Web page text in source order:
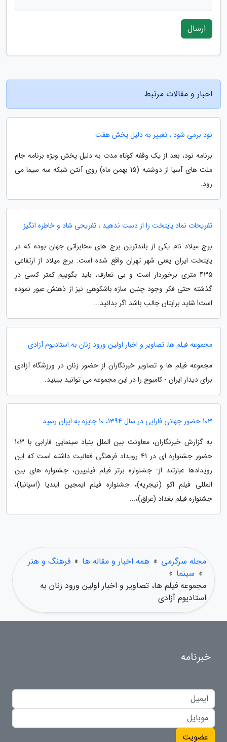
ارسال
اخبار و مقالات مرتبط
نود برمی شود ، تغییر به دلیل پخش هفت
برنامه نود، بعد از یک وقفه کوتاه مدت به دلیل پخش ویژه برنامه جام
ملت های آسیا از دوشنبه (15 بهمن ماه) روی آنتن شبکه سه سیما می
رود.
تفریحات نماد پایتخت را از دست ندهید ، تفریحی شاد و خاطره انگیز
برج میلاد نام یکی از بلندترین برج های مخابراتی جهان بوده که در
پایتخت ایران یعنی شهر تهران واقع شده است. برج میلاد از ارتفاعی
435 متری برخوردار است و بی تعارف، باید بگوییم کمتر کسی در
گذشته حتی فکر وجود چنین سازه باشکوهی نیز از ذهنش عبور نموده
است! شاید برایتان جالب باشد اگر بدانید...
مجموعه فیلم ها، تصاویر و اخبار اولین ورود زنان به استادیوم آزادی
مجموعه فیلم ها و تصاویر خبرنگاران از حضور زنان در ورزشگاه آزادی
برای دیدار ایران - کامبوج را در این مجموعه می توانید ببینید.
103 حضور جهانی فارابی در سال 1394، 10 جایزه به ایران رسید
به گزارش خبرنگاران، معاونت بین الملل بنیاد سینمایی فارابی با 103
حضور جشنواره ای در 41 رویداد فرهنگی فعالیت داشته است که این
رویدادها عبارتند از: جشنواره برتر فیلم فیلیپین، جشنواره های بین
المللی فیلم اکو (نیجریه)، جشنواره فیلم ایمجین ایندیا (اسپانیا)،
جشنواره فیلم بغداد (عراق)،...
مجله سرگرمی » همه اخبار و مقاله ها » فرهنگ و هنر
» سینما »
مجموعه فیلم ها، تصاویر و اخبار اولین ورود زنان به
استادیوم آزادی
خبرنامه
عضویت